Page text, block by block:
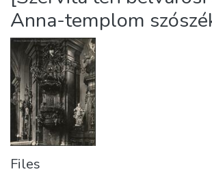
About us
Anna-templom
Files